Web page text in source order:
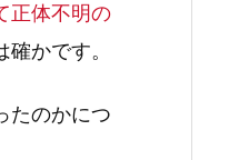
正体不明の
かです。
たのかにつ